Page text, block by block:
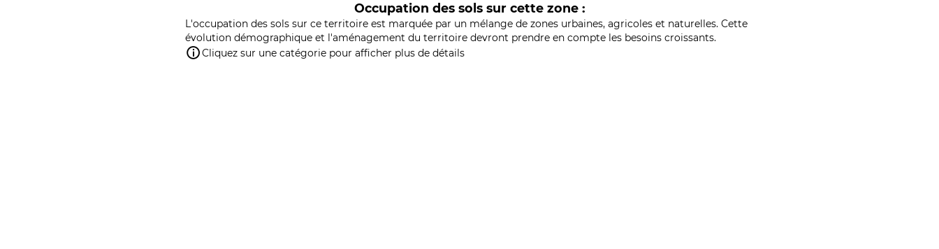
Occupation des sols sur cette zone :
L'occupation des sols sur ce territoire est marquée par un mélange de zones urbaines, agricoles et naturelles. Cette
évolution démographique et l'aménagement du territoire devront prendre en compte les besoins croissants.
Cliquez sur une catégorie pour afficher plus de détails